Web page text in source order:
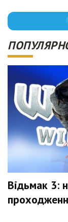
Відьмак 3: